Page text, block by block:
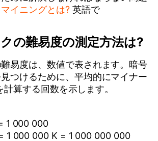
マイニングとは?英語で
の難易度の測定方法は?
易度は、数値で表されます。暗号
つけるために、平均的にマイナー
算する回数を示します。
1 000 000
1 000 000 K = 1 000 000 000